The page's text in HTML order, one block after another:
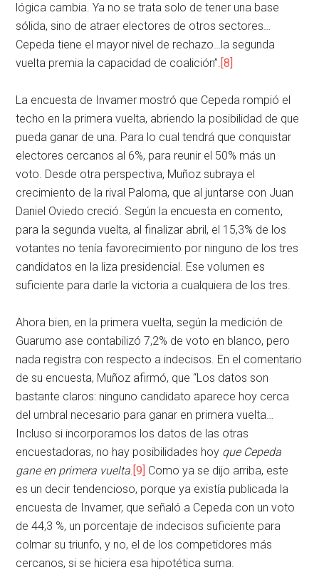
lógica cambia. Ya no se trata solo de tener una base
sólida, sino de atraer electores de otros sectores…
Cepeda tiene el mayor nivel de rechazo…la segunda
vuelta premia la capacidad de coalición”.[8]
La encuesta de Invamer mostró que Cepeda rompió el
techo en la primera vuelta, abriendo la posibilidad de que
pueda ganar de una. Para lo cual tendrá que conquistar
electores cercanos al 6%, para reunir el 50% más un
voto. Desde otra perspectiva, Muñoz subraya el
crecimiento de la rival Paloma, que al juntarse con Juan
Daniel Oviedo creció. Según la encuesta en comento,
para la segunda vuelta, al finalizar abril, el 15,3% de los
votantes no tenía favorecimiento por ninguno de los tres
candidatos en la liza presidencial. Ese volumen es
suficiente para darle la victoria a cualquiera de los tres.
Ahora bien, en la primera vuelta, según la medición de
Guarumo ase contabilizó 7,2% de voto en blanco, pero
nada registra con respecto a indecisos. En el comentario
de su encuesta, Muñoz afirmó, que “Los datos son
bastante claros: ninguno candidato aparece hoy cerca
del umbral necesario para ganar en primera vuelta…
Incluso si incorporamos los datos de las otras
encuestadoras, no hay posibilidades hoy que Cepeda
gane en primera vuelta.[9] Como ya se dijo arriba, este
es un decir tendencioso, porque ya existía publicada la
encuesta de Invamer, que señaló a Cepeda con un voto
de 44,3 %, un porcentaje de indecisos suficiente para
colmar su triunfo, y no, el de los competidores más
cercanos, si se hiciera esa hipotética suma.